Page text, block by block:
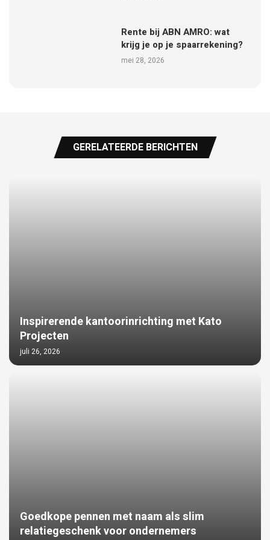
Rente bij ABN AMRO: wat
krijg je op je spaarrekening?
mei 28, 2026
GERELATEERDE BERICHTEN
Inspirerende kantoorinrichting met Kato
Projecten
juli 26, 2026
Goedkope pennen met naam als slim
relatiegeschenk voor ondernemers